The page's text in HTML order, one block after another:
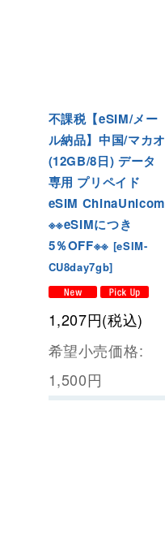
不課税【eSIM/メー
ル納品】中国/マカオ
(12GB/8日) データ
専用 プリペイド
eSIM ChinaUnicom
※※eSIMにつき
5％OFF※※ [eSIM-
CU8day7gb]
1,207円(税込)
希望小売価格:
1,500円